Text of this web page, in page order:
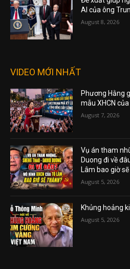
AI của ông
August 8, 2026
VIDEO MỚI NHẤT
Phương Hằng
mẫu XHCN
August 7, 2026
Vụ án tham
Duong đi về
Lâm bao giờ
August 5, 2026
Khủng hoảng
August 5, 2026